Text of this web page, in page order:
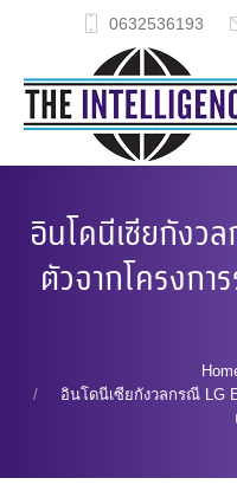
0632536193
อินโดนีเซียกังว
ตัวจากโครงก
อินโดนีเซียกังวลกรณี LG